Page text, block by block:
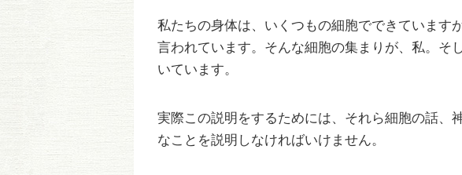
私たちの身体は、いくつもの細胞でできています
言われています。そんな細胞の集まりが、私。そ
いています。
実際この説明をするためには、それら細胞の話、
なことを説明しなければいけません。